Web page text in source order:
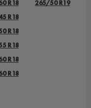
R18
R18
R18
R18
R18
R18
265/50 R19